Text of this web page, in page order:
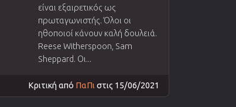
είναι εξαιρετικός ως
πρωταγωνιστής. Όλοι οι
ηθοποιοί κάνουν καλή δουλειά.
Reese Witherspoon, Sam
Sheppard. Οι...
Κριτική από ΠαΠι στις 15/06/2021